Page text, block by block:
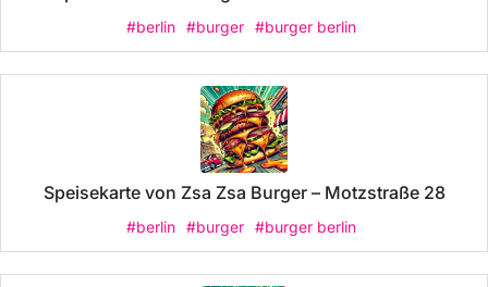
#berlin #burger #burger berlin
Speisekarte von Zsa Zsa Burger – Motzstraße 28
#berlin #burger #burger berlin